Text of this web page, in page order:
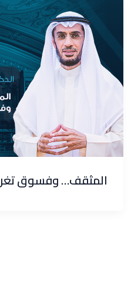
المثقف… وفسوق